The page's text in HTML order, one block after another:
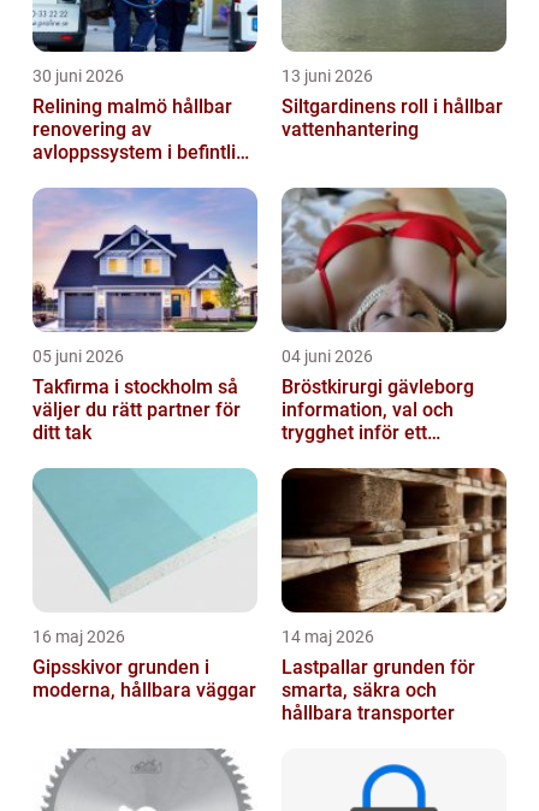
30 juni 2026
Relining malmö hållbar
renovering av
avloppssystem i befintliga
13 juni 2026
Siltgardinens roll i hållbar
vattenhantering
05 juni 2026
Takfirma i stockholm så
väljer du rätt partner för
ditt tak
04 juni 2026
Bröstkirurgi gävleborg
information, val och
trygghet inför ett
16 maj 2026
Gipsskivor grunden i
moderna, hållbara väggar
14 maj 2026
Lastpallar grunden för
smarta, säkra och
hållbara transporter